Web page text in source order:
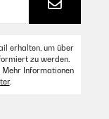
erhalten, um über
zu werden.
Informationen
.